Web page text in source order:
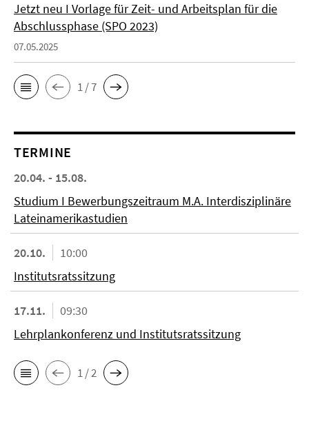
Jetzt neu I Vorlage für Zeit- und Arbeitsplan für die
Abschlussphase (SPO 2023)
07.05.2025
1 / 7
TERMINE
20.04. - 15.08.
Studium I Bewerbungszeitraum M.A. Interdisziplinäre
Lateinamerikastudien
20.10.
10:00
Institutsratssitzung
17.11.
09:30
Lehrplankonferenz und Institutsratssitzung
1 / 2